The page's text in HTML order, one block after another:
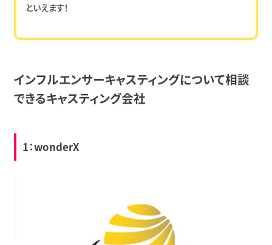
といえます！
インフルエンサーキャスティングについて相談
できるキャスティング会社
1：wonderX